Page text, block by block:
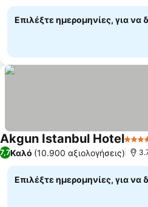
Επιλέξτε ημερομηνίες, για να
Akgun Istanbul Hotel5
7,7Καλό (10.900 αξιολογήσεις)
Επιλέξτε ημερομηνίες, για να